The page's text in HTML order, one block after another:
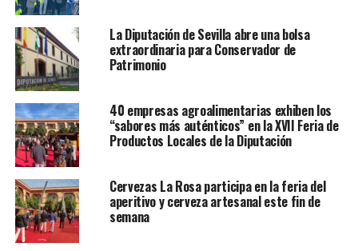
La Diputación de Sevilla abre una bolsa
extraordinaria para Conservador de
Patrimonio
40 empresas agroalimentarias exhiben los
“sabores más auténticos” en la XVII Feria de
Productos Locales de la Diputación
Cervezas La Rosa participa en la feria del
aperitivo y cerveza artesanal este fin de
semana